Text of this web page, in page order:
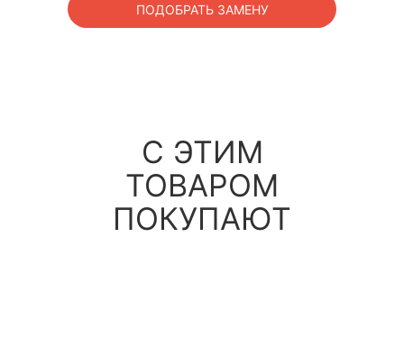
ПОДОБРАТЬ ЗАМЕНУ
С ЭТИМ
ТОВАРОМ
ПОКУПАЮТ